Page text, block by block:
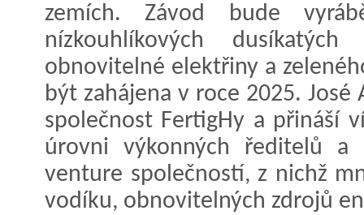
zemích. Závod bude
nízkouhlíkových
obnovitelné elektřiny a
být zahájena v roce 2025.
společnost FertigHy a přináší
úrovni výkonných ředitelů a
venture společností, z nichž
vodíku, obnovitelných zdrojů